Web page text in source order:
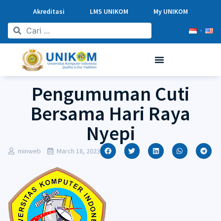
Akreditasi LMS UNIKOM My UNIKOM
Pengumuman Cuti
Bersama Hari Raya
Nyepi
minweb March 18, 2023